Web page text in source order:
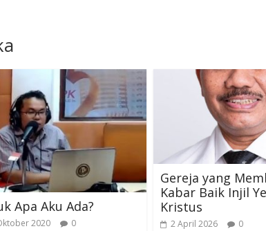
Apa Aku Ada?
2020 0
Gereja yang
Kabar Baik Injil
Kristus
2 April 2026 0